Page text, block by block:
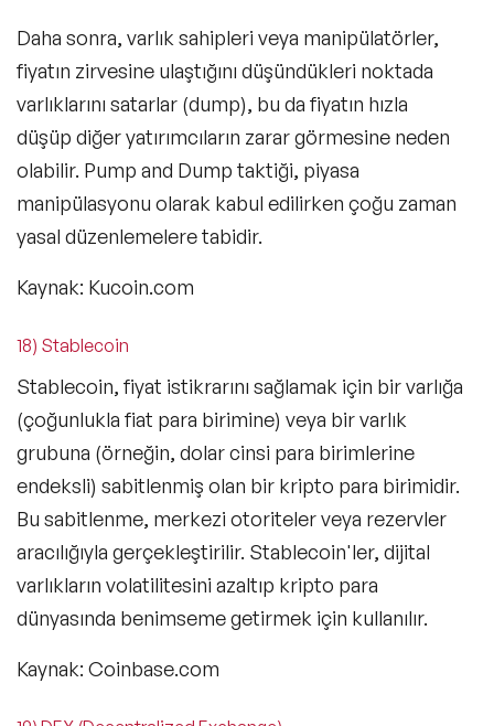
Daha sonra, varlık sahipleri veya manipülatörler,
fiyatın zirvesine ulaştığını düşündükleri noktada
varlıklarını satarlar (dump), bu da fiyatın hızla
düşüp diğer yatırımcıların zarar görmesine neden
olabilir. Pump and Dump taktiği, piyasa
manipülasyonu olarak kabul edilirken çoğu zaman
yasal düzenlemelere tabidir.
Kaynak: Kucoin.com
18) Stablecoin
Stablecoin, fiyat istikrarını sağlamak için bir varlığa
(çoğunlukla fiat para birimine) veya bir varlık
grubuna (örneğin, dolar cinsi para birimlerine
endeksli) sabitlenmiş olan bir kripto para birimidir.
Bu sabitlenme, merkezi otoriteler veya rezervler
aracılığıyla gerçekleştirilir. Stablecoin'ler, dijital
varlıkların volatilitesini azaltıp kripto para
dünyasında benimseme getirmek için kullanılır.
Kaynak: Coinbase.com